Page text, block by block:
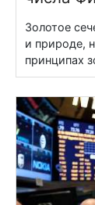
Золотое
и природе,
принципах